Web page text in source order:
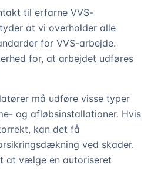
til erfarne VVS-
at vi overholder alle
for VVS-arbejde.
for, at arbejdet udføres
må udføre visse typer
og afløbsinstallationer. Hvis
kan det få
ved skader.
at vælge en autoriseret